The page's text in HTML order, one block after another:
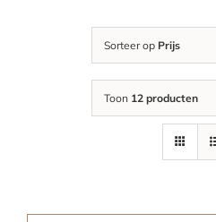
Sorteer op Prijs
Toon 12 producten